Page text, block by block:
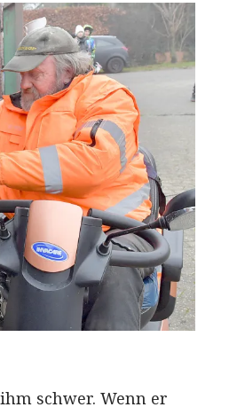
schwer. Wenn er